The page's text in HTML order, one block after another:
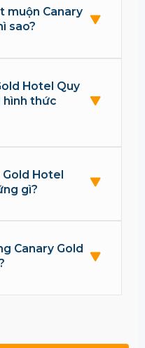
muộn Canary
sao?
Hotel Quy
hình thức
Gold Hotel
gì?
Canary Gold